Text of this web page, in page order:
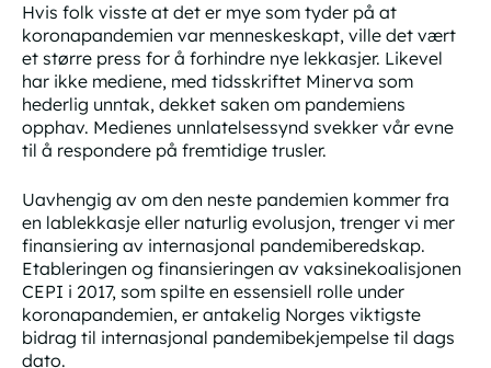
Hvis folk visste at det er mye som tyder på at
koronapandemien var menneskeskapt, ville det vært
et større press for å forhindre nye lekkasjer. Likevel
har ikke mediene, med tidsskriftet Minerva som
hederlig unntak, dekket saken om pandemiens
opphav. Medienes unnlatelsessynd svekker vår evne
til å respondere på fremtidige trusler.
Uavhengig av om den neste pandemien kommer fra
en lablekkasje eller naturlig evolusjon, trenger vi mer
finansiering av internasjonal pandemiberedskap.
Etableringen og finansieringen av vaksinekoalisjonen
CEPI i 2017, som spilte en essensiell rolle under
koronapandemien, er antakelig Norges viktigste
bidrag til internasjonal pandemibekjempelse til dags
dato.